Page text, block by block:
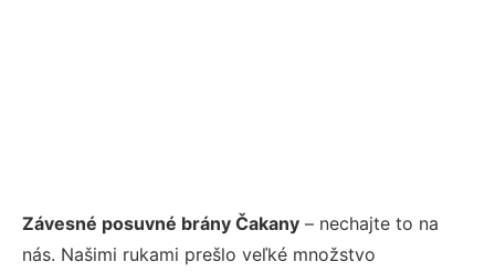
Závesné posuvné brány Čakany – nechajte to na
nás. Našimi rukami prešlo veľké množstvo